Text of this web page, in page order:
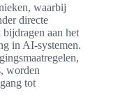
waarbij
directe
aan het
in AI-systemen.
worden
tot